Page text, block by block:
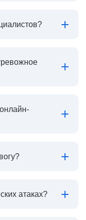
атаках?